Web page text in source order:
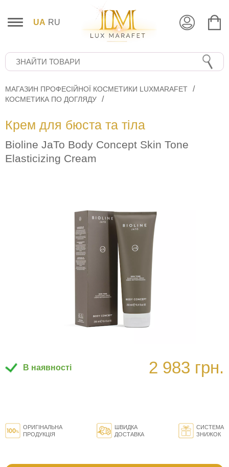
UA RU
МАГАЗИН ПРОФЕСІЙНОЇ КОСМЕТИКИ LUXMARAFET
КОСМЕТИКА ПО ДОГЛЯДУ
Крем для бюста та тіла
Bioline JaTo Body Concept Skin Tone
Elasticizing Cream
В наявності 2 983 грн.
ОРИГІНАЛЬНА
ПРОДУКЦІЯ
ШВИДКА
ДОСТАВКА
СИСТЕМА
ЗНИЖОК